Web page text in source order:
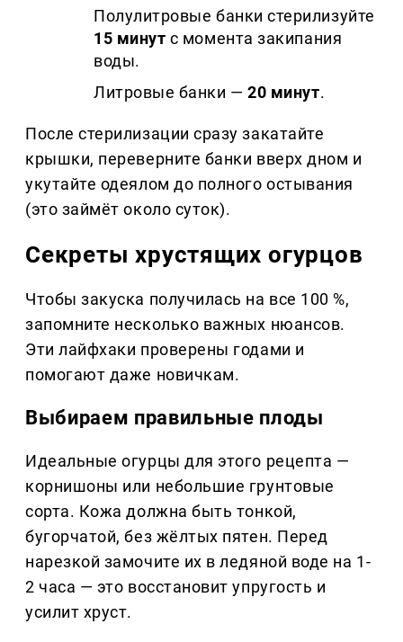
Полулитровые банки стерилизуйте
15 минут с момента закипания
воды.
Литровые банки —20 минут.
После стерилизации сразу закатайте
крышки, переверните банки вверх дном и
укутайте одеялом до полного остывания
(это займёт около суток).
Секреты хрустящих огурцов
Чтобы закуска получилась на все 100 %,
запомните несколько важных нюансов.
Эти лайфхаки проверены годами и
помогают даже новичкам.
Выбираем правильные плоды
Идеальные огурцы для этого рецепта —
корнишоны или небольшие грунтовые
сорта. Кожа должна быть тонкой,
бугорчатой, без жёлтых пятен. Перед
нарезкой замочите их в ледяной воде на 1-
2 часа — это восстановит упругость и
усилит хруст.